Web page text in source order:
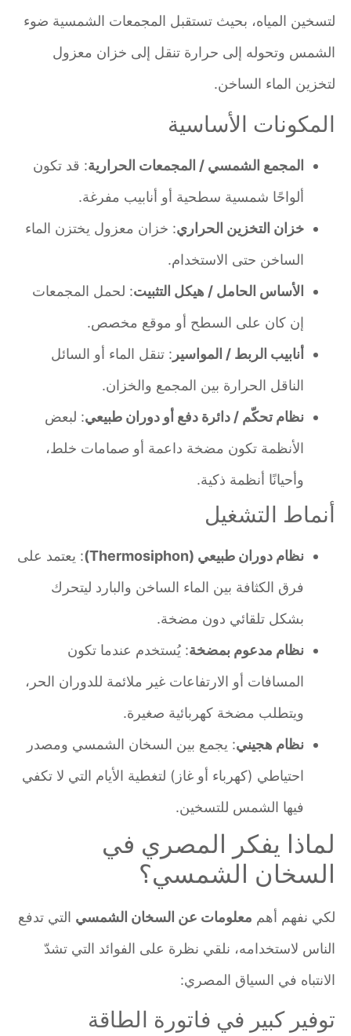
لتسخين المياه، بحيث تستقبل المجمعات الشمسية ضوء
الشمس وتحوله إلى حرارة تنقل إلى خزان معزول
لتخزين الماء الساخن.
المكونات الأساسية
المجمع الشمسي / المجمعات الحرارية : قد تكون
ألواحًا شمسية سطحية أو أنابيب مفرغة.
خزان التخزين الحراري: خزان معزول يختزن الماء
الساخن حتى الاستخدام.
الأساس الحامل / هيكل التثبيت: لحمل المجمعات
إن كان على السطح أو موقع مخصص.
أنابيب الربط / المواسير: تنقل الماء أو السائل
الناقل الحرارة بين المجمع والخزان.
نظام تحكّم / دائرة دفع أو دوران طبيعي: لبعض
الأنظمة تكون مضخة داعمة أو صمامات خلط،
وأحيانًا أنظمة ذكية.
أنماط التشغيل
نظام دوران طبيعي (Thermosiphon)
: يعتمد على
فرق الكثافة بين الماء الساخن والبارد ليتحرك
بشكل تلقائي دون مضخة.
نظام مدعوم بمضخة: يُستخدم عندما تكون
المسافات أو الارتفاعات غير ملائمة للدوران الحر،
ويتطلب مضخة كهربائية صغيرة.
نظام هجيني: يجمع بين السخان الشمسي ومصدر
احتياطي (كهرباء أو غاز) لتغطية الأيام التي لا تكفي
فيها الشمس للتسخين.
لماذا يفكر المصري في
السخان الشمسي؟
لكي نفهم أهممعلومات عن السخان الشمسيالتي تدفع
الناس لاستخدامه، نلقي نظرة على الفوائد التي تشدّ
الانتباه في السياق المصري:
توفير كبير في فاتورة الطاقة